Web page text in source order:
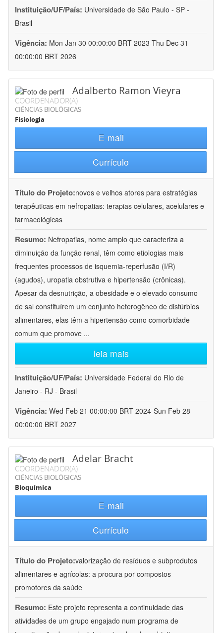
Instituição/UF/País: Universidade de São Paulo - SP -
Brasil
Vigência: Mon Jan 30 00:00:00 BRT 2023-Thu Dec 31
00:00:00 BRT 2026
Adalberto Ramon Vieyra
COORDENADOR(A)
CIÊNCIAS BIOLÓGICAS
Fisiologia
E-mail
Currículo
Título do Projeto:novos e velhos atores para estratégias
terapêuticas em nefropatias: terapias celulares, acelulares e
farmacológicas
Resumo: Nefropatias, nome amplo que caracteriza a
diminuição da função renal, têm como etiologias mais
frequentes processos de isquemia-reperfusão (I/R)
(agudos), uropatia obstrutiva e hipertensão (crônicas).
Apesar da desnutrição, a obesidade e o elevado consumo
de sal constituírem um conjunto heterogêneo de distúrbios
alimentares, elas têm a hipertensão como comorbidade
comum que promove ...
leia mais
Instituição/UF/País: Universidade Federal do Rio de
Janeiro - RJ - Brasil
Vigência: Wed Feb 21 00:00:00 BRT 2024-Sun Feb 28
00:00:00 BRT 2027
Adelar Bracht
COORDENADOR(A)
CIÊNCIAS BIOLÓGICAS
Bioquímica
E-mail
Currículo
Título do Projeto:valorização de resíduos e subprodutos
alimentares e agrícolas: a procura por compostos
promotores da saúde
Resumo: Este projeto representa a continuidade das
atividades de um grupo engajado num programa de